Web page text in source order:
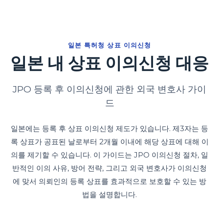
일본 특허청 상표 이의신청
일본 내 상표 이의신청 대응
JPO 등록 후 이의신청에 관한 외국 변호사 가이
드
일본에는 등록 후 상표 이의신청 제도가 있습니다. 제3자는 등
록 상표가 공표된 날로부터 2개월 이내에 해당 상표에 대해 이
의를 제기할 수 있습니다. 이 가이드는 JPO 이의신청 절차, 일
반적인 이의 사유, 방어 전략, 그리고 외국 변호사가 이의신청
에 맞서 의뢰인의 등록 상표를 효과적으로 보호할 수 있는 방
법을 설명합니다.